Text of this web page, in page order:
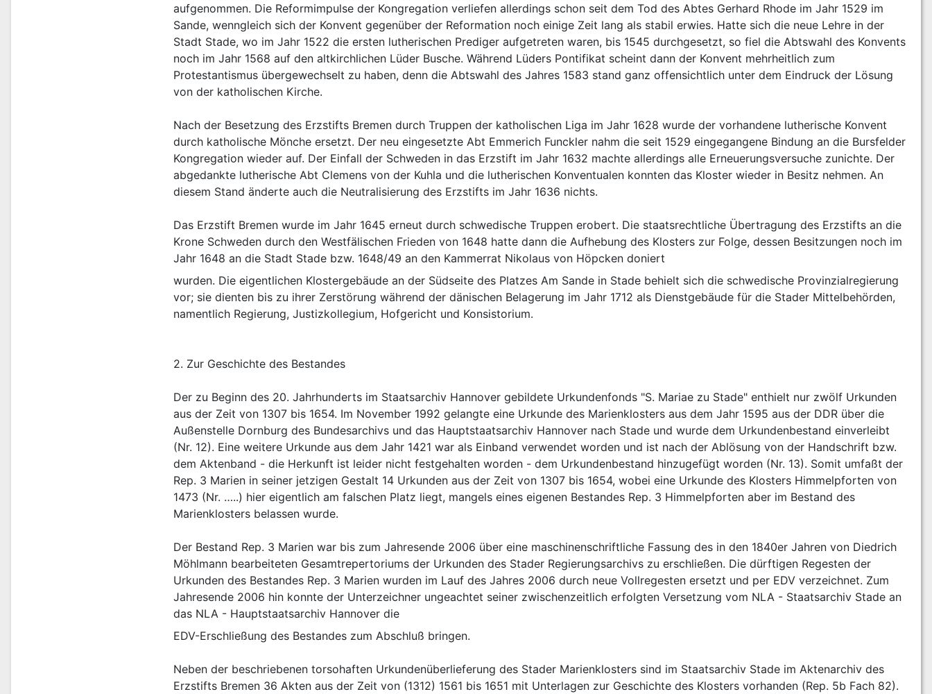
aufgenommen. Die Reformimpulse der Kongregation verliefen allerdings schon seit dem Tod des Abtes Gerhard Rhode im Jahr 1529 im
Sande, wenngleich sich der Konvent gegenüber der Reformation noch einige Zeit lang als stabil erwies. Hatte sich die neue Lehre in der
Stadt Stade, wo im Jahr 1522 die ersten lutherischen Prediger aufgetreten waren, bis 1545 durchgesetzt, so fiel die Abtswahl des Konvents
noch im Jahr 1568 auf den altkirchlichen Lüder Busche. Während Lüders Pontifikat scheint dann der Konvent mehrheitlich zum
Protestantismus übergewechselt zu haben, denn die Abtswahl des Jahres 1583 stand ganz offensichtlich unter dem Eindruck der Lösung
von der katholischen Kirche.
Nach der Besetzung des Erzstifts Bremen durch Truppen der katholischen Liga im Jahr 1628 wurde der vorhandene lutherische Konvent
durch katholische Mönche ersetzt. Der neu eingesetzte Abt Emmerich Funckler nahm die seit 1529 eingegangene Bindung an die Bursfelder
Kongregation wieder auf. Der Einfall der Schweden in das Erzstift im Jahr 1632 machte allerdings alle Erneuerungsversuche zunichte. Der
abgedankte lutherische Abt Clemens von der Kuhla und die lutherischen Konventualen konnten das Kloster wieder in Besitz nehmen. An
diesem Stand änderte auch die Neutralisierung des Erzstifts im Jahr 1636 nichts.
Das Erzstift Bremen wurde im Jahr 1645 erneut durch schwedische Truppen erobert. Die staatsrechtliche Übertragung des Erzstifts an die
Krone Schweden durch den Westfälischen Frieden von 1648 hatte dann die Aufhebung des Klosters zur Folge, dessen Besitzungen noch im
Jahr 1648 an die Stadt Stade bzw. 1648/49 an den Kammerrat Nikolaus von Höpcken doniert
wurden. Die eigentlichen Klostergebäude an der Südseite des Platzes Am Sande in Stade behielt sich die schwedische Provinzialregierung
vor; sie dienten bis zu ihrer Zerstörung während der dänischen Belagerung im Jahr 1712 als Dienstgebäude für die Stader Mittelbehörden,
namentlich Regierung, Justizkollegium, Hofgericht und Konsistorium.
2. Zur Geschichte des Bestandes
Der zu Beginn des 20. Jahrhunderts im Staatsarchiv Hannover gebildete Urkundenfonds "S. Mariae zu Stade" enthielt nur zwölf Urkunden
aus der Zeit von 1307 bis 1654. Im November 1992 gelangte eine Urkunde des Marienklosters aus dem Jahr 1595 aus der DDR über die
Außenstelle Dornburg des Bundesarchivs und das Hauptstaatsarchiv Hannover nach Stade und wurde dem Urkundenbestand einverleibt
(Nr. 12). Eine weitere Urkunde aus dem Jahr 1421 war als Einband verwendet worden und ist nach der Ablösung von der Handschrift bzw.
dem Aktenband - die Herkunft ist leider nicht festgehalten worden - dem Urkundenbestand hinzugefügt worden (Nr. 13). Somit umfaßt der
Rep. 3 Marien in seiner jetzigen Gestalt 14 Urkunden aus der Zeit von 1307 bis 1654, wobei eine Urkunde des Klosters Himmelpforten von
1473 (Nr. …..) hier eigentlich am falschen Platz liegt, mangels eines eigenen Bestandes Rep. 3 Himmelpforten aber im Bestand des
Marienklosters belassen wurde.
Der Bestand Rep. 3 Marien war bis zum Jahresende 2006 über eine maschinenschriftliche Fassung des in den 1840er Jahren von Diedrich
Möhlmann bearbeiteten Gesamtrepertoriums der Urkunden des Stader Regierungsarchivs zu erschließen. Die dürftigen Regesten der
Urkunden des Bestandes Rep. 3 Marien wurden im Lauf des Jahres 2006 durch neue Vollregesten ersetzt und per EDV verzeichnet. Zum
Jahresende 2006 hin konnte der Unterzeichner ungeachtet seiner zwischenzeitlich erfolgten Versetzung vom NLA - Staatsarchiv Stade an
das NLA - Hauptstaatsarchiv Hannover die
EDV-Erschließung des Bestandes zum Abschluß bringen.
Neben der beschriebenen torsohaften Urkundenüberlieferung des Stader Marienklosters sind im Staatsarchiv Stade im Aktenarchiv des
Erzstifts Bremen 36 Akten aus der Zeit von (1312) 1561 bis 1651 mit Unterlagen zur Geschichte des Klosters vorhanden (Rep. 5b Fach 82).